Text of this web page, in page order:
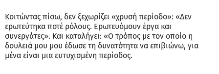
Κοιτώντας πίσω, δεν ξεχωρίζει «χρυσή περίοδο»: «Δεν
ερωτεύτηκα ποτέ ρόλους. Ερωτευόμουν έργα και
συνεργάτες». Και καταλήγει: «Ο τρόπος με τον οποίο η
δουλειά μου μου έδωσε τη δυνατότητα να επιβιώνω, για
μένα είναι μια ευτυχισμένη περίοδος.